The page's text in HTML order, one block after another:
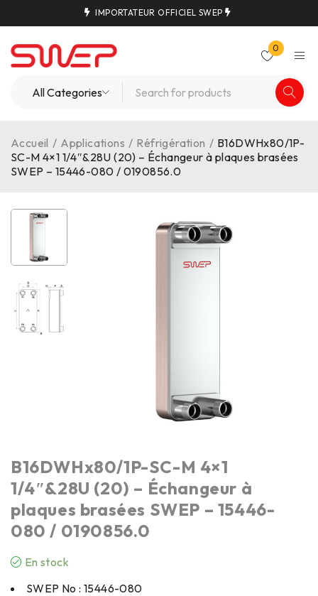
IMPORTATEUR OFFICIEL SWEP
0
Accueil / Applications / Réfrigération / B16DWHx80/1P-
SC-M 4×1 1/4″&28U (20) – Échangeur à plaques brasées
SWEP – 15446-080 / 0190856.0
B16DWHx80/1P-SC-M 4×1
1/4″&28U (20) – Échangeur à
plaques brasées SWEP – 15446-
080 / 0190856.0
En stock
SWEP No : 15446-080